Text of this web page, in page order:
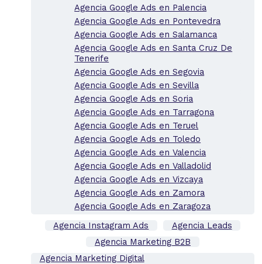
Agencia Google Ads en Palencia
Agencia Google Ads en Pontevedra
Agencia Google Ads en Salamanca
Agencia Google Ads en Santa Cruz De
Tenerife
Agencia Google Ads en Segovia
Agencia Google Ads en Sevilla
Agencia Google Ads en Soria
Agencia Google Ads en Tarragona
Agencia Google Ads en Teruel
Agencia Google Ads en Toledo
Agencia Google Ads en Valencia
Agencia Google Ads en Valladolid
Agencia Google Ads en Vizcaya
Agencia Google Ads en Zamora
Agencia Google Ads en Zaragoza
Agencia Instagram Ads
Agencia Leads
Agencia Marketing B2B
Agencia Marketing Digital